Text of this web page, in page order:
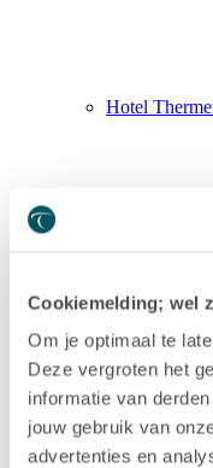
Cookiemelding; wel
Om je optimaal te
Deze vergroten het
informatie van
jouw gebruik van
advertenties en
Hotel